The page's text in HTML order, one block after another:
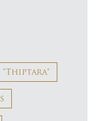
"Thiptara"